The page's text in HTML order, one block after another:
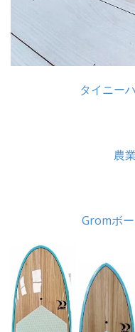
タイニー
農
Gromボ